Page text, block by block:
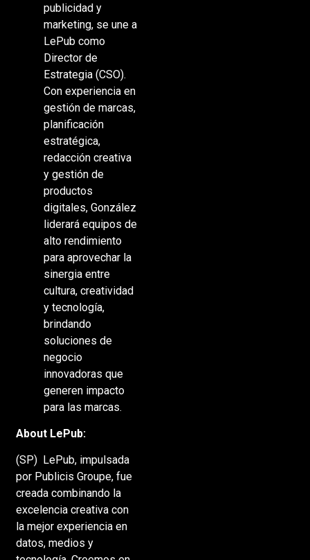
publicidad y
marketing, se une a
LePub como
Director de
Estrategia (CSO).
Con experiencia en
gestión de marcas,
planificación
estratégica,
redacción creativa
y gestión de
productos
digitales, González
liderará equipos de
alto rendimiento
para aprovechar la
sinergia entre
cultura, creatividad
y tecnología,
brindando
soluciones de
negocio
innovadoras que
generen impacto
para las marcas.
About LePub:
(SP) LePub, impulsada
por Publicis Groupe, fue
creada combinando la
excelencia creativa con
la mejor experiencia en
datos, medios y